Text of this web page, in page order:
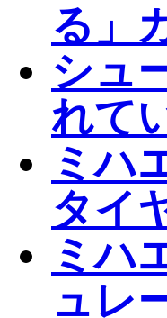
る」
シュ
れて
ミハ
タイ
ミハ
ュレ